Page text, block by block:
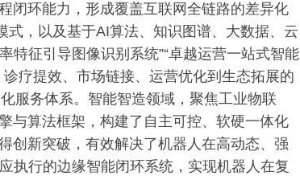
闭环能力，形成覆盖互联网全链路的差异化
式，以及基于AI算法、知识图谱、大数据、云
特征引导图像识别系统”“卓越运营一站式智能
疗提效、市场链接、运营优化到生态拓展的
服务体系。智能智造领域，聚焦工业物联
与算法框架，构建了自主可控、软硬一体化
创新突破，有效解决了机器人在高动态、强
执行的边缘智能闭环系统，实现机器人在复